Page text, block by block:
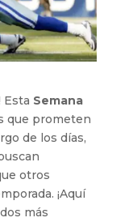
Esta Semana
que prometen
de los días,
otros
¡Aquí
más